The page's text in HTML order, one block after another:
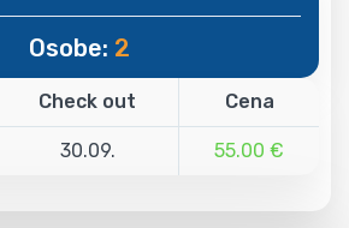
Osobe: 2
Check out Cena
30.09. 55.00 €